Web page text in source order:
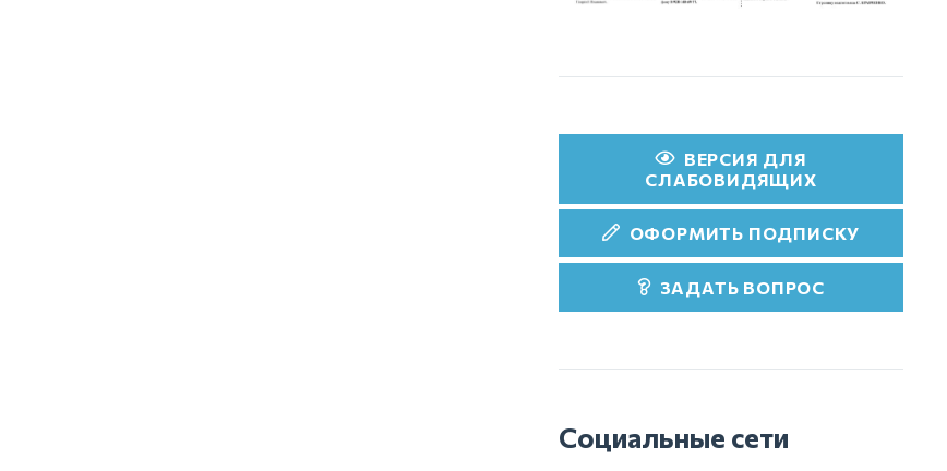
ВЕРСИЯ ДЛЯ
СЛАБОВИДЯЩИХ
ОФОРМИТЬ ПОДПИСКУ
ЗАДАТЬ ВОПРОС
Социальные сети